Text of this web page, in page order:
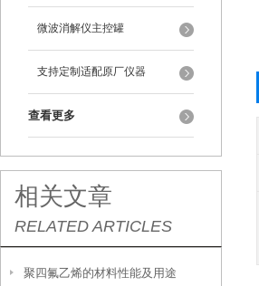
微波消解仪主控罐
支持定制适配原厂仪器
查看更多
相关文章
RELATED ARTICLES
聚四氟乙烯的材料性能及用途